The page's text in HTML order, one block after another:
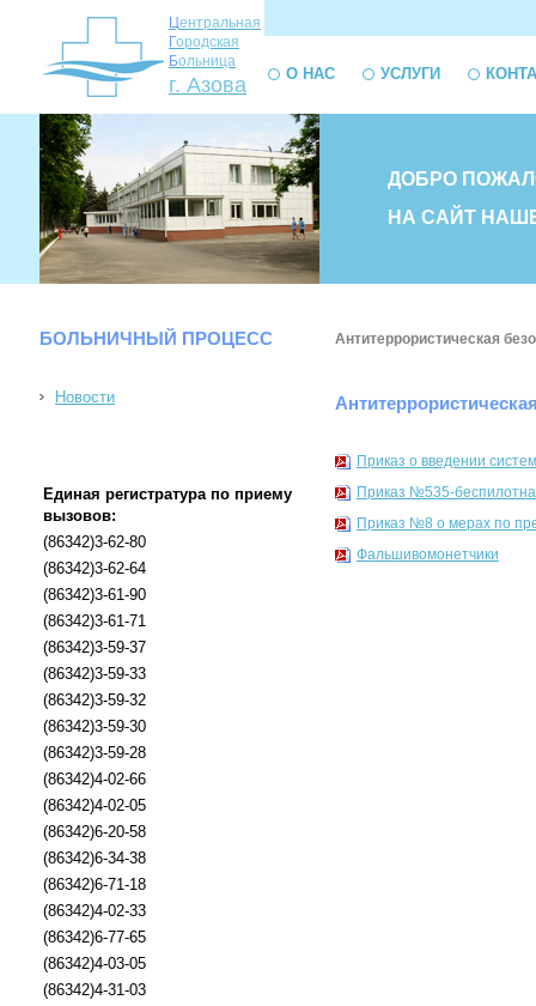
Центральная
Городская
Больница
г. Азова О НАС УСЛУГИ
ДОБРО
НА САЙТ
БОЛЬНИЧНЫЙ ПРОЦЕСС
Новости
Единая регистратура по приему
вызовов:
(86342)3-62-80
(86342)3-62-64
(86342)3-61-90
(86342)3-61-71
(86342)3-59-37
(86342)3-59-33
(86342)3-59-32
(86342)3-59-30
(86342)3-59-28
(86342)4-02-66
(86342)4-02-05
(86342)6-20-58
(86342)6-34-38
(86342)6-71-18
(86342)4-02-33
(86342)6-77-65
(86342)4-03-05
(86342)4-31-03
Антитеррористическая
Приказ о введении
Приказ №535-
Приказ №8 о мерах по
Фальшивомонетчики